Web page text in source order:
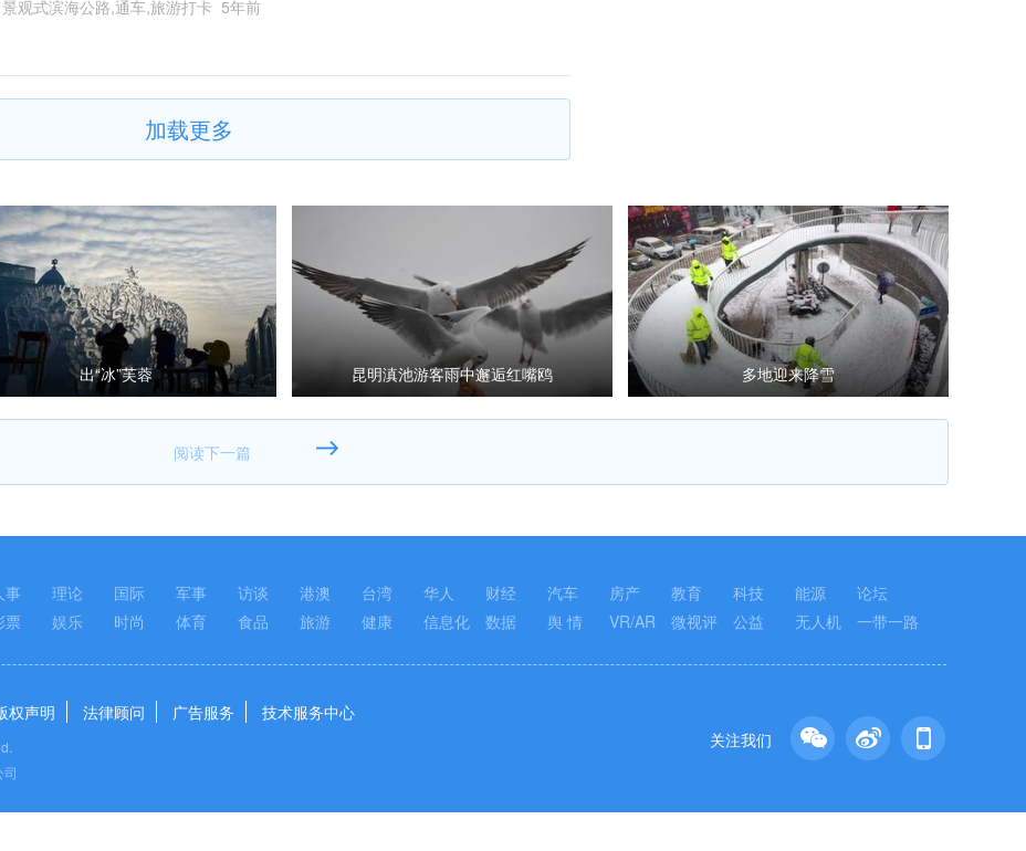
景观式滨海公路,通车,旅游打卡 5年前
加载更多
出“冰”芙蓉 昆明滇池游客雨中邂逅红嘴鸥 多地迎来降雪
事 理论 国际 军事 访谈 港澳 台湾 华人 财经 汽车 房产 教育 科技 能源
论坛
票 娱乐 时尚 体育 食品 旅游 健康 信息化 数据 舆 情 VR/AR 微视评 公益 无人机 一带一路
关注我们
权声明 法律顾问 广告服务 技术服务中心